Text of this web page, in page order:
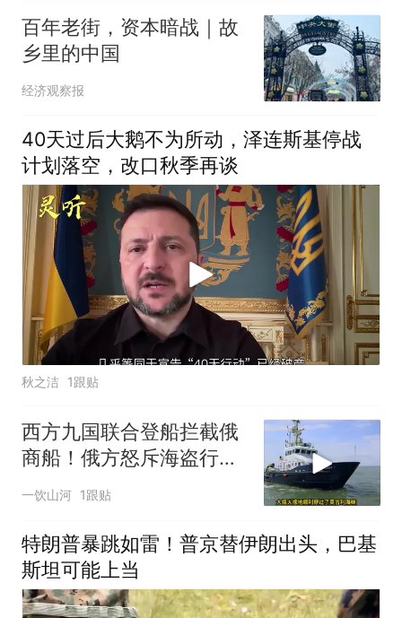
百年老街，资本暗战｜故
乡里的中国
经济观察报
40天过后大鹅不为所动，泽连斯基停战
计划落空，改口秋季再谈
秋之洁 1跟贴
西方九国联合登船拦截俄
商船！俄方怒斥海盗行
为，深陷双重死局的普京
一饮山河 1跟贴
特朗普暴跳如雷！普京替伊朗出头，巴基
斯坦可能上当